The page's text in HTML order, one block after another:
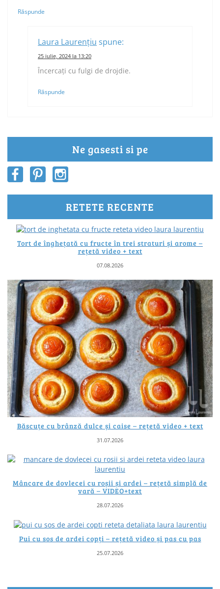
Răspunde
Laura Laurențiu spune:
25 iulie, 2024 la 13:20
Încercați cu fulgi de drojdie.
Răspunde
Ne gasesti si pe
RETETE RECENTE
Tort de înghețată cu fructe în trei straturi și arome –
rețetă video + text
07.08.2026
Băscuțe cu brânză dulce și caise – rețetă video + text
31.07.2026
Mâncare de dovlecei cu roșii și ardei – rețetă simplă de
vară – VIDEO+text
28.07.2026
Pui cu sos de ardei copți – rețetă video și pas cu pas
25.07.2026